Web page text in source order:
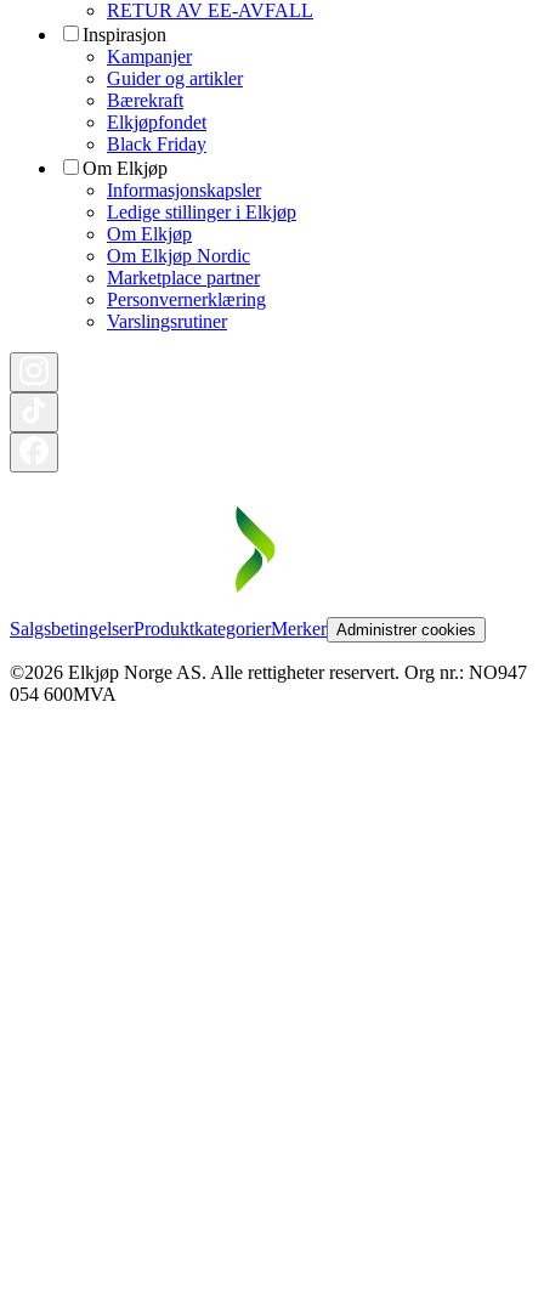
RETUR AV EE-AVFALL
Inspirasjon
Kampanjer
Guider og artikler
Bærekraft
Elkjøpfondet
Black Friday
Om Elkjøp
Informasjonskapsler
Ledige stillinger i Elkjøp
Om Elkjøp
Om Elkjøp Nordic
Marketplace partner
Personvernerklæring
Varslingsrutiner
SalgsbetingelserProduktkategorierMerker Administrer cookies
©2026 Elkjøp Norge AS. Alle rettigheter reservert. Org nr.: NO947
054 600MVA